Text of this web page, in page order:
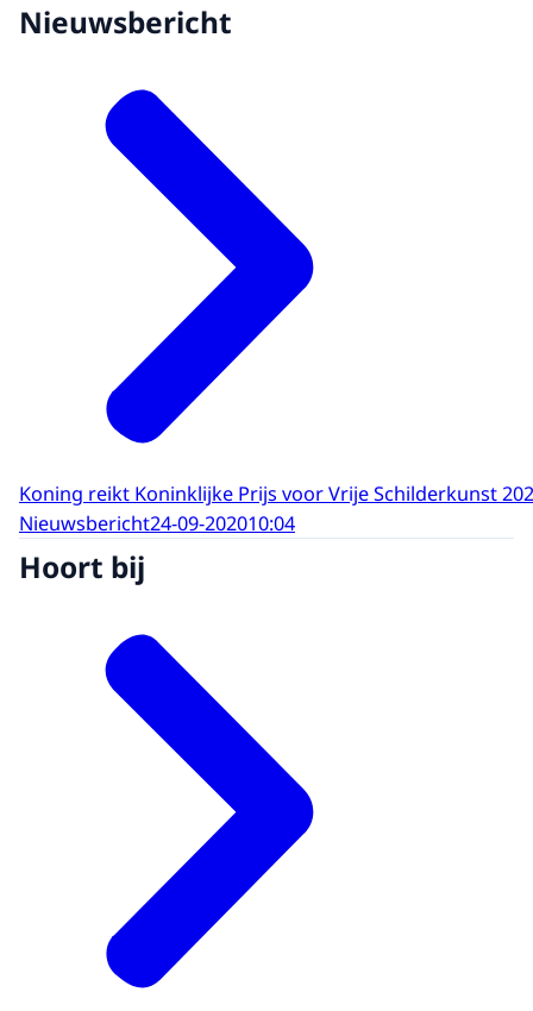
Nieuwsbericht
Koning reikt Koninklijke Prijs voor Vrije Schilderkunst
Nieuwsbericht24-09-202010:04
Hoort bij